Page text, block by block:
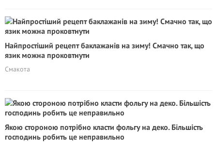
Найпростіший рецепт баклажанів на зиму! Смачно так, що
язик можна проковтнути
Смакота
Якою стороною потрібно класти фольгу на деко. Більшість
господинь робить це неправильно